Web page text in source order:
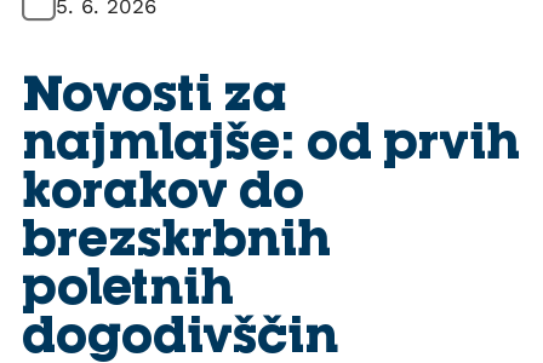
5. 6. 2026
Novosti za
najmlajše: od prvih
korakov do
brezskrbnih
poletnih
dogodivščin